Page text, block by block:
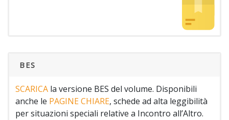
BES
SCARICA la versione BES del volume. Disponibili
anche le PAGINE CHIARE, schede ad alta leggibilità
per situazioni speciali relative a Incontro all’Altro.